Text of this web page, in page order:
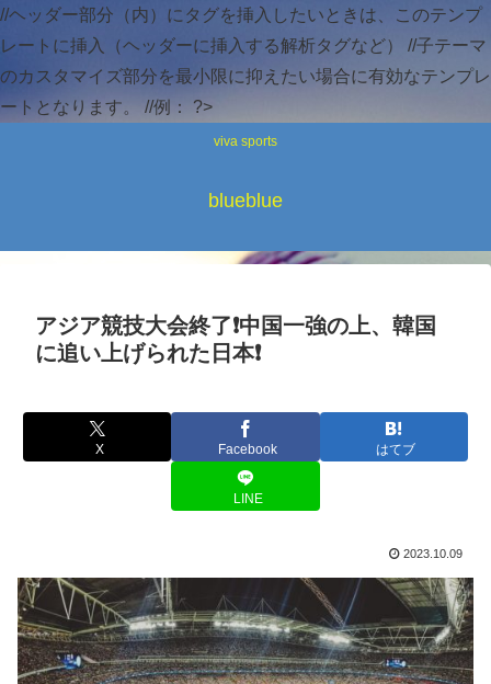
//ヘッダー部分（内）にタグを挿入したいときは、このテンプ
レートに挿入（ヘッダーに挿入する解析タグなど） //子テーマ
のカスタマイズ部分を最小限に抑えたい場合に有効なテンプレ
ートとなります。 //例：
?>
viva sports
blueblue
アジア競技大会終了❗中国一強の上、韓国
に追い上げられた日本❗
X Facebook はてブ
LINE
2023.10.09